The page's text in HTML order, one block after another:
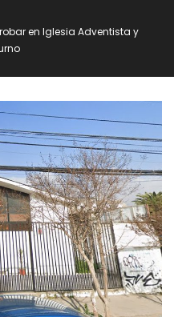
en Iglesia Adventista y